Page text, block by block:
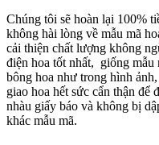
Chúng tôi sẽ hoàn lại 100%
không hài lòng về mẫu mã
cải thiện chất lượng không
điện hoa tốt nhất, giống mẫu
bông hoa như trong hình
giao hoa hết sức cẩn thận để
nhàu giấy báo và không bị
khác mẫu mã.